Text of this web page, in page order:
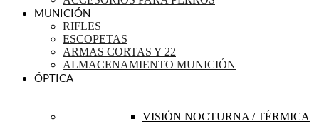
MUNICIÓN
RIFLES
ESCOPETAS
ARMAS CORTAS Y 22
ALMACENAMIENTO MUNICIÓN
ÓPTICA
VISIÓN NOCTURNA / TÉRMICA